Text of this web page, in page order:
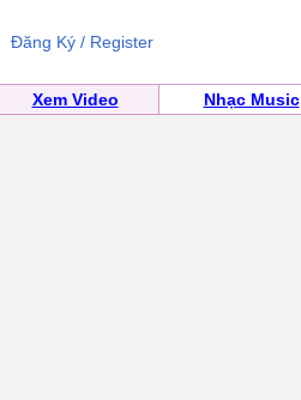
Đăng Ký / Register
Xem Video Nhạc Music